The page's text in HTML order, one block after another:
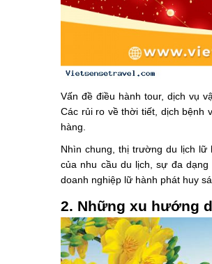
Vấn đề điều hành tour, dịch vụ
Các rủi ro về thời tiết, dịch bệnh
hàng.
Nhìn chung, thị trường du lịch
của nhu cầu du lịch, sự đa
doanh nghiệp lữ hành phát huy
2. Những xu hướng